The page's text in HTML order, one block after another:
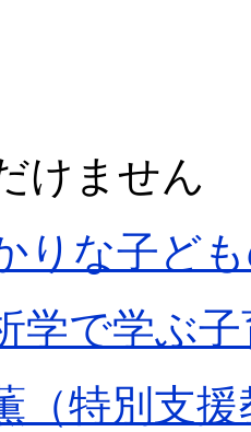
けません
りな子ど
学で学ぶ
（特別支